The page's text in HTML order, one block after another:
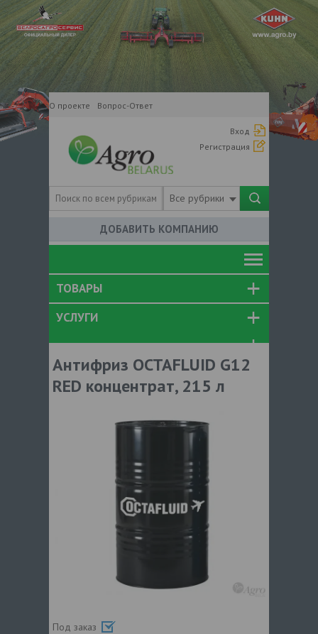
О проекте Вопрос-Ответ
Вход
Регистрация
Все рубрики
ДОБАВИТЬ КОМПАНИЮ
ТОВАРЫ
УСЛУГИ
Антифриз OCTAFLUID G12
RED концентрат, 215 л
Под заказ